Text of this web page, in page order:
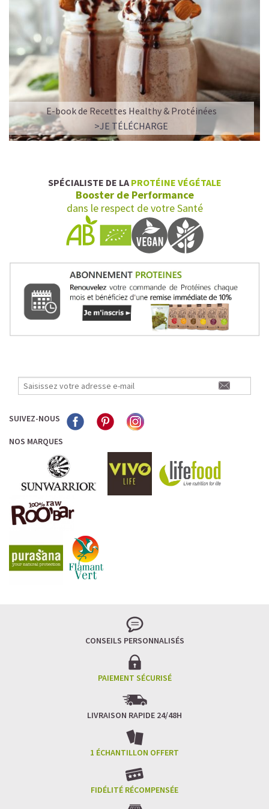
E-book de Recettes Healthy & Protéinées
>JE TÉLÉCHARGE
SPÉCIALISTE DE LA PROTÉINE VÉGÉTALE
Booster de Performance
dans le respect de votre Santé
SUIVEZ-NOUS
NOS MARQUES
CONSEILS PERSONNALISÉS
PAIEMENT SÉCURISÉ
LIVRAISON RAPIDE 24/48H
1 ÉCHANTILLON OFFERT
FIDÉLITÉ RÉCOMPENSÉE